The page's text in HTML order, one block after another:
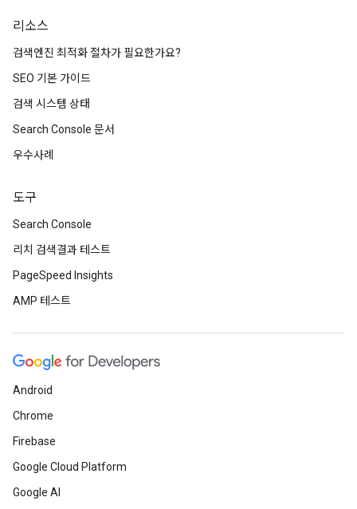
리소스
검색엔진 최적화 절차가 필요한가요?
SEO 기본 가이드
검색 시스템 상태
Search Console 문서
우수사례
도구
Search Console
리치 검색결과 테스트
PageSpeed Insights
AMP 테스트
Android
Chrome
Firebase
Google Cloud Platform
Google AI